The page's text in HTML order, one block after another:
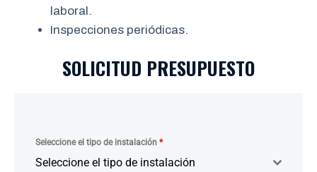
laboral.
Inspecciones periódicas.
SOLICITUD PRESUPUESTO
Seleccione el tipo de instalación *
Seleccione el tipo de instalación